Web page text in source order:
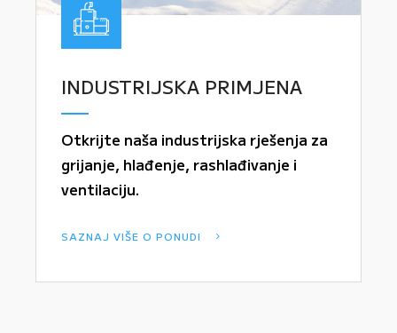
INDUSTRIJSKA PRIMJENA
Otkrijte naša industrijska rješenja za
grijanje, hlađenje, rashlađivanje i
ventilaciju.
SAZNAJ VIŠE O PONUDI